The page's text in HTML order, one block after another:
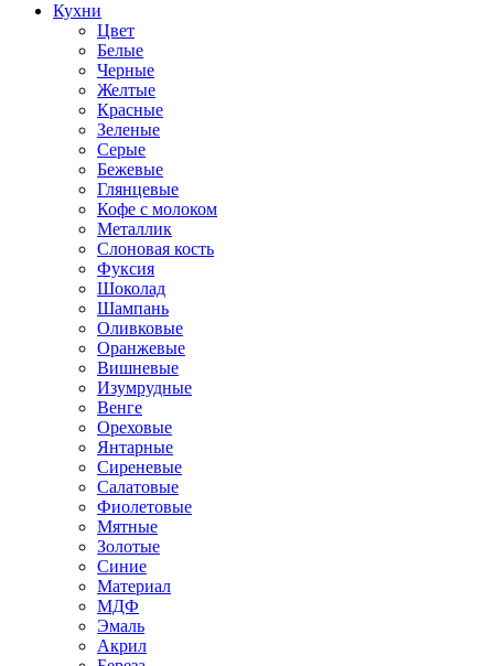
Кухни
Цвет
Белые
Черные
Желтые
Красные
Зеленые
Серые
Бежевые
Глянцевые
Кофе с молоком
Металлик
Слоновая кость
Фуксия
Шоколад
Шампань
Оливковые
Оранжевые
Вишневые
Изумрудные
Венге
Ореховые
Янтарные
Сиреневые
Салатовые
Фиолетовые
Мятные
Золотые
Синие
Материал
МДФ
Эмаль
Акрил